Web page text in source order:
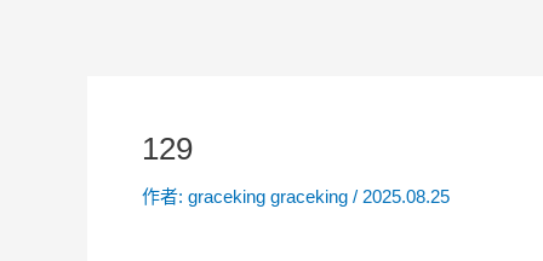
129
作者: graceking graceking / 2025.08.25